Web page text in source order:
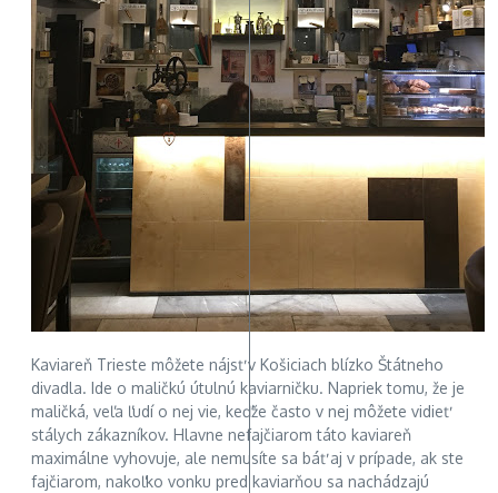
Kaviareň Trieste môžete nájsť v Košiciach blízko Štátneho
divadla. Ide o maličkú útulnú kaviarničku. Napriek tomu, že je
maličká, veľa ľudí o nej vie, keďže často v nej môžete vidieť
stálych zákazníkov. Hlavne nefajčiarom táto kaviareň
maximálne vyhovuje, ale nemusíte sa báť aj v prípade, ak ste
fajčiarom, nakoľko vonku pred kaviarňou sa nachádzajú